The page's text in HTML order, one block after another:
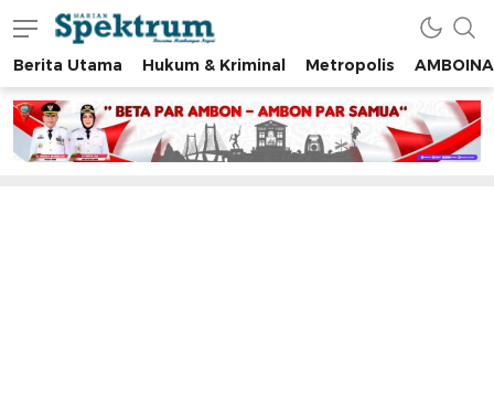
spektrumonline.com
Berita Utama Hukum & Kriminal Metropolis AMBOINA